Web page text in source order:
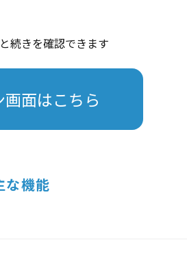
続きを確認できます
面はこちら
な機能